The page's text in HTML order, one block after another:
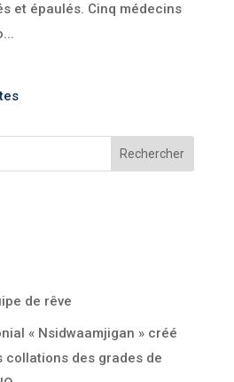
et épaulés. Cinq médecins
de rêve
« Nsidwaamjigan » créé
collations des grades de